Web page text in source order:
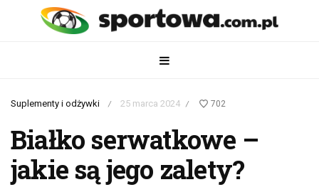
Suplementy i odżywki / 25 marca 2024 / 702
Białko serwatkowe –
jakie są jego zalety?